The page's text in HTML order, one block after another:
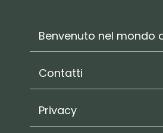
Benvenuto nel mondo
Contatti
Privacy